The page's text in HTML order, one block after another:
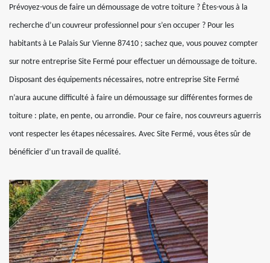
Prévoyez-vous de faire un démoussage de votre toiture ? Êtes-vous à la
recherche d’un couvreur professionnel pour s’en occuper ? Pour les
habitants à Le Palais Sur Vienne 87410 ; sachez que, vous pouvez compter
sur notre entreprise Site Fermé pour effectuer un démoussage de toiture.
Disposant des équipements nécessaires, notre entreprise Site Fermé
n’aura aucune difficulté à faire un démoussage sur différentes formes de
toiture : plate, en pente, ou arrondie. Pour ce faire, nos couvreurs aguerris
vont respecter les étapes nécessaires. Avec Site Fermé, vous êtes sûr de
bénéficier d’un travail de qualité.